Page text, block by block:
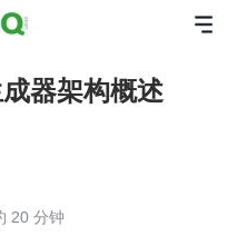
器架构概述
20 分钟